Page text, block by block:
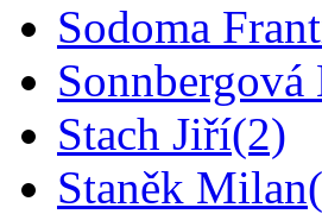
Sodoma
Sonnbergová
Stach Jiří(2)
Staněk Milan